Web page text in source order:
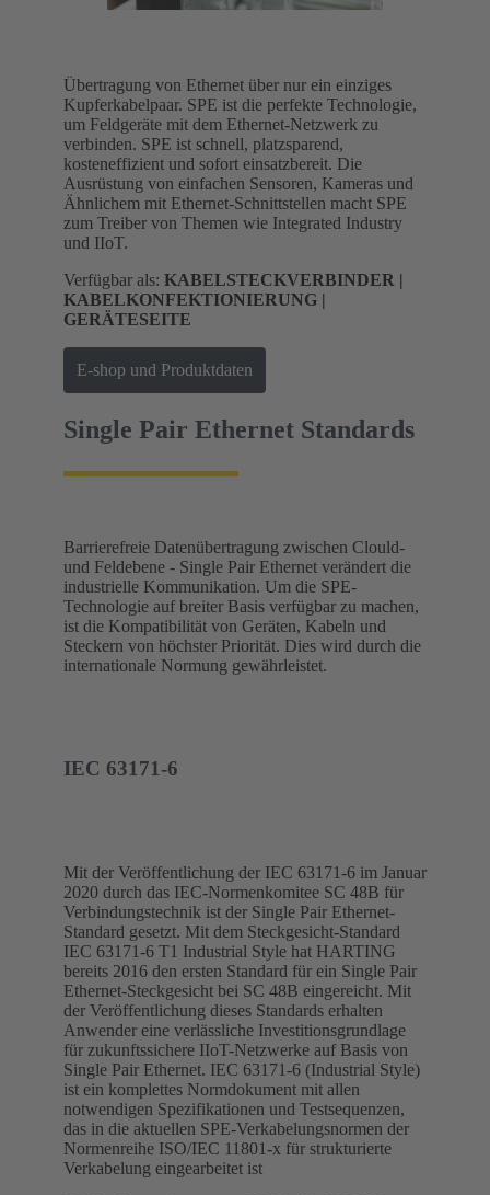
Übertragung von Ethernet über nur ein einziges
Kupferkabelpaar. SPE ist die perfekte Technologie,
um Feldgeräte mit dem Ethernet-Netzwerk zu
verbinden. SPE ist schnell, platzsparend,
kosteneffizient und sofort einsatzbereit. Die
Ausrüstung von einfachen Sensoren, Kameras und
Ähnlichem mit Ethernet-Schnittstellen macht SPE
zum Treiber von Themen wie Integrated Industry
und IIoT.
Verfügbar als: KABELSTECKVERBINDER |
KABELKONFEKTIONIERUNG |
GERÄTESEITE
E-shop und Produktdaten
Single Pair Ethernet Standards
Barrierefreie Datenübertragung zwischen Clould-
und Feldebene - Single Pair Ethernet verändert die
industrielle Kommunikation. Um die SPE-
Technologie auf breiter Basis verfügbar zu machen,
ist die Kompatibilität von Geräten, Kabeln und
Steckern von höchster Priorität. Dies wird durch die
internationale Normung gewährleistet.
IEC 63171-6
Mit der Veröffentlichung der IEC 63171-6 im Januar
2020 durch das IEC-Normenkomitee SC 48B für
Verbindungstechnik ist der Single Pair Ethernet-
Standard gesetzt. Mit dem Steckgesicht-Standard
IEC 63171-6 T1 Industrial Style hat HARTING
bereits 2016 den ersten Standard für ein Single Pair
Ethernet-Steckgesicht bei SC 48B eingereicht. Mit
der Veröffentlichung dieses Standards erhalten
Anwender eine verlässliche Investitionsgrundlage
für zukunftssichere IIoT-Netzwerke auf Basis von
Single Pair Ethernet. IEC 63171-6 (Industrial Style)
ist ein komplettes Normdokument mit allen
notwendigen Spezifikationen und Testsequenzen,
das in die aktuellen SPE-Verkabelungsnormen der
Normenreihe ISO/IEC 11801-x für strukturierte
Verkabelung eingearbeitet ist